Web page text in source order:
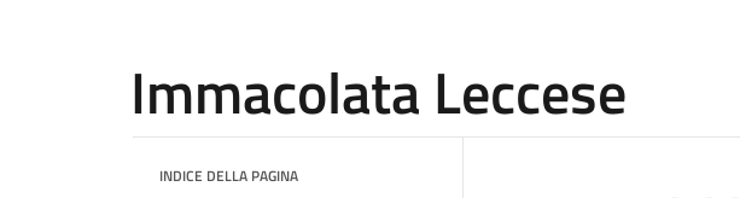
Immacolata Leccese
INDICE DELLA PAGINA